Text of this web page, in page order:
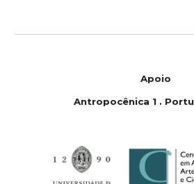
Apoio
Antropocênica 1.